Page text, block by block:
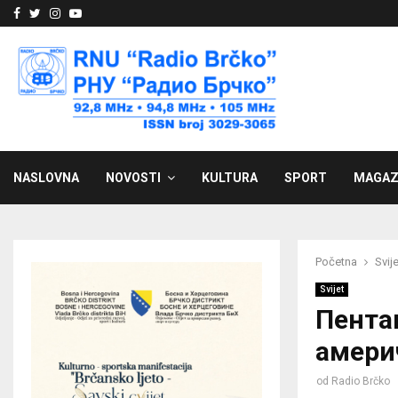
Facebook
Twitter
Instagram
Youtube
NASLOVNA NOVOSTI KULTURA SPORT
Početna
Svijet
od Radio Brčko